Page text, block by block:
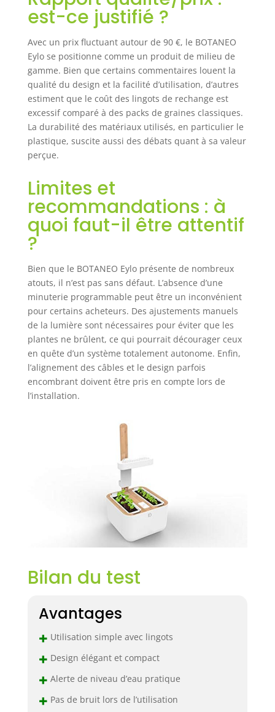
est-ce justifié ?
Avec un prix fluctuant autour de 90 €, le BOTANEO
Eylo se positionne comme un produit de milieu de
gamme. Bien que certains commentaires louent la
qualité du design et la facilité d’utilisation, d’autres
estiment que le coût des lingots de rechange est
excessif comparé à des packs de graines classiques.
La durabilité des matériaux utilisés, en particulier le
plastique, suscite aussi des débats quant à sa valeur
perçue.
Limites et
recommandations : à
quoi faut-il être attentif
?
Bien que le BOTANEO Eylo présente de nombreux
atouts, il n’est pas sans défaut. L’absence d’une
minuterie programmable peut être un inconvénient
pour certains acheteurs. Des ajustements manuels
de la lumière sont nécessaires pour éviter que les
plantes ne brûlent, ce qui pourrait décourager ceux
en quête d’un système totalement autonome. Enfin,
l’alignement des câbles et le design parfois
encombrant doivent être pris en compte lors de
l’installation.
Bilan du test
Avantages
+ Utilisation simple avec lingots
+ Design élégant et compact
+ Alerte de niveau d’eau pratique
+ Pas de bruit lors de l’utilisation